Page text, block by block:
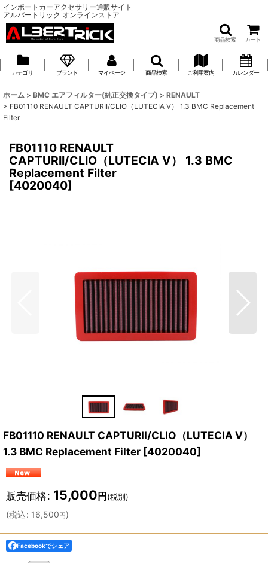
インポートカーアクセサリー通販サイト
アルバートリック オンラインストア
商品検索 カート
カテゴリ ブランド マイページ 商品検索 ご利用案内 カレンダー
ホーム > BMC エアフィルター(純正交換タイプ) > RENAULT
> FB01110 RENAULT CAPTURII/CLIO（LUTECIA V） 1.3 BMC Replacement
Filter
FB01110 RENAULT
CAPTURII/CLIO（LUTECIA V） 1.3 BMC
Replacement Filter
[4020040]
FB01110 RENAULT CAPTURII/CLIO（LUTECIA V）
1.3 BMC Replacement Filter [4020040]
販売価格: 15,000円(税別)
(税込: 16,500円)
Facebookでシェア